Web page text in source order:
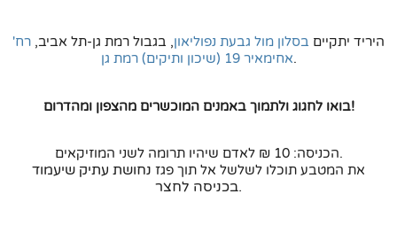
היריד יתקיים בסלון מול גבעת נפוליאון, בגבול רמת גן-תל אביב, רח'
אחימאיר 19 (שיכון ותיקים) רמת גן.
בואו לחגוג ולתמוך באמנים המוכשרים מהצפון ומהדרום!
הכניסה: 10 ₪ לאדם שיהיו תרומה לשני המוזיקאים.
את המטבע תוכלו לשלשל אל תוך פגז נחושת עתיק שיעמוד
בכניסה לחצר.